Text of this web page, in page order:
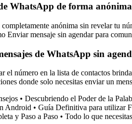
WhatsApp de forma
anónima sin revelar tu
mensaje sin agendar para
de WhatsApp sin
número en la lista de contactos
donde solo necesitas enviar un
• Descubriendo el Poder de la
Android • Guía Definitiva para utilizar
y Paso a Paso • Todo lo que